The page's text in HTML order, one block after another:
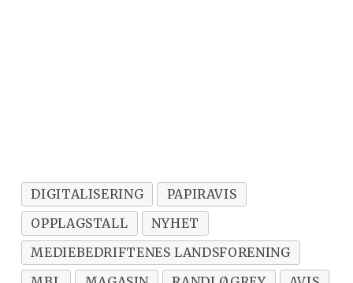
DIGITALISERING
PAPIRAVIS
OPPLAGSTALL
NYHET
MEDIEBEDRIFTENES LANDSFORENING